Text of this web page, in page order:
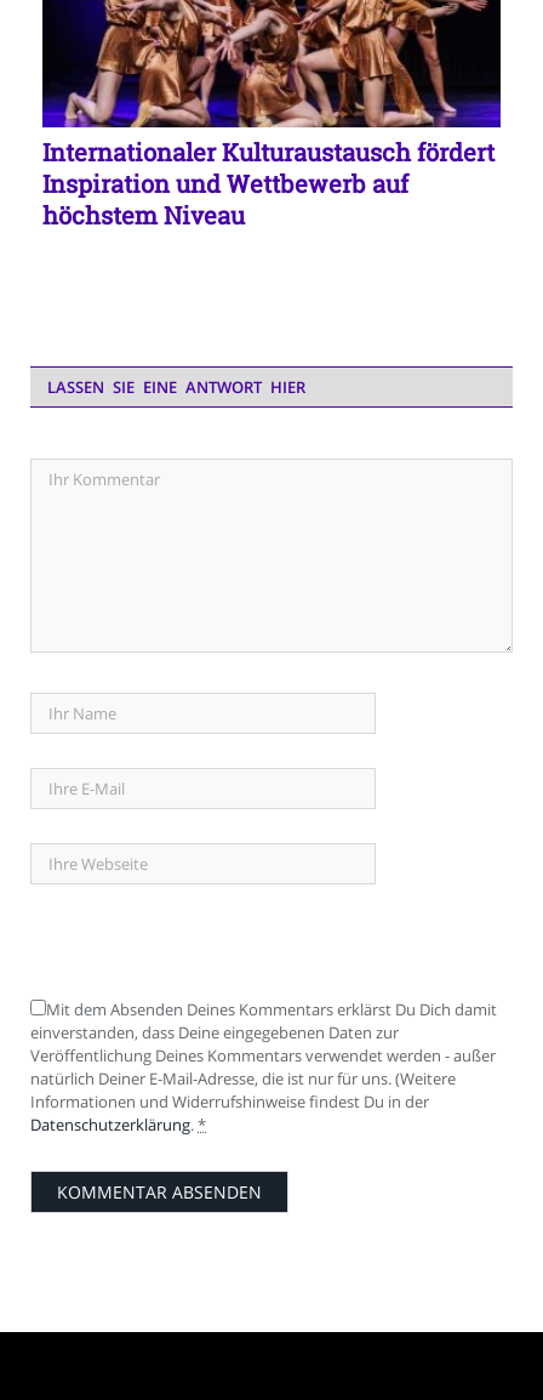
Internationaler Kulturaustausch fördert
Inspiration und Wettbewerb auf
höchstem Niveau
LASSEN SIE EINE ANTWORT HIER
Mit dem Absenden Deines Kommentars erklärst Du Dich damit
einverstanden, dass Deine eingegebenen Daten zur
Veröffentlichung Deines Kommentars verwendet werden - außer
natürlich Deiner E-Mail-Adresse, die ist nur für uns. (Weitere
Informationen und Widerrufshinweise findest Du in der
Datenschutzerklärung.*